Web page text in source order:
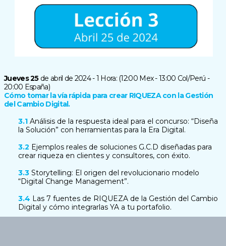
Jueves 25de abril de 2024 - 1 Hora: (12:00 Mex - 13:00 Col/Perú -
20:00 España)
Cómo tomar la vía rápida para crear RIQUEZA con la Gestión
del Cambio Digital.
3.1 Análisis de la respuesta ideal para el concurso: “Diseña
la Solución” con herramientas para la Era Digital.
3.2 Ejemplos reales de soluciones G.C.D diseñadas para
crear riqueza en clientes y consultores, con éxito.
3.3 Storytelling: El origen del revolucionario modelo
“Digital Change Management”.
3.4 Las 7 fuentes de RIQUEZA de la Gestión del Cambio
Digital y cómo integrarlas YA a tu portafolio.